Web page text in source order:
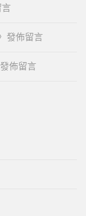
發佈留言
佈留言